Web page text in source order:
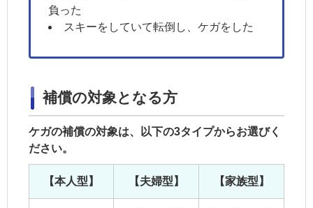
負った
スキーをしていて転倒し、ケガをした
補償の対象となる方
ケガの補償の対象は、以下の3タイプからお選びく
ださい。
【本人型】 【夫婦型】 【家族型】